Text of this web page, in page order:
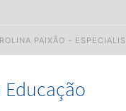
PAIXÃO -
Educação